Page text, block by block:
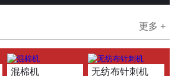
更多 +
混棉机 无纺布针刺机